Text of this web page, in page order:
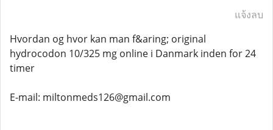
แจ้งลบ
Hvordan og hvor kan man f&aring; original
hydrocodon 10/325 mg online i Danmark inden for 24
timer
E-mail: miltonmeds126@gmail.com